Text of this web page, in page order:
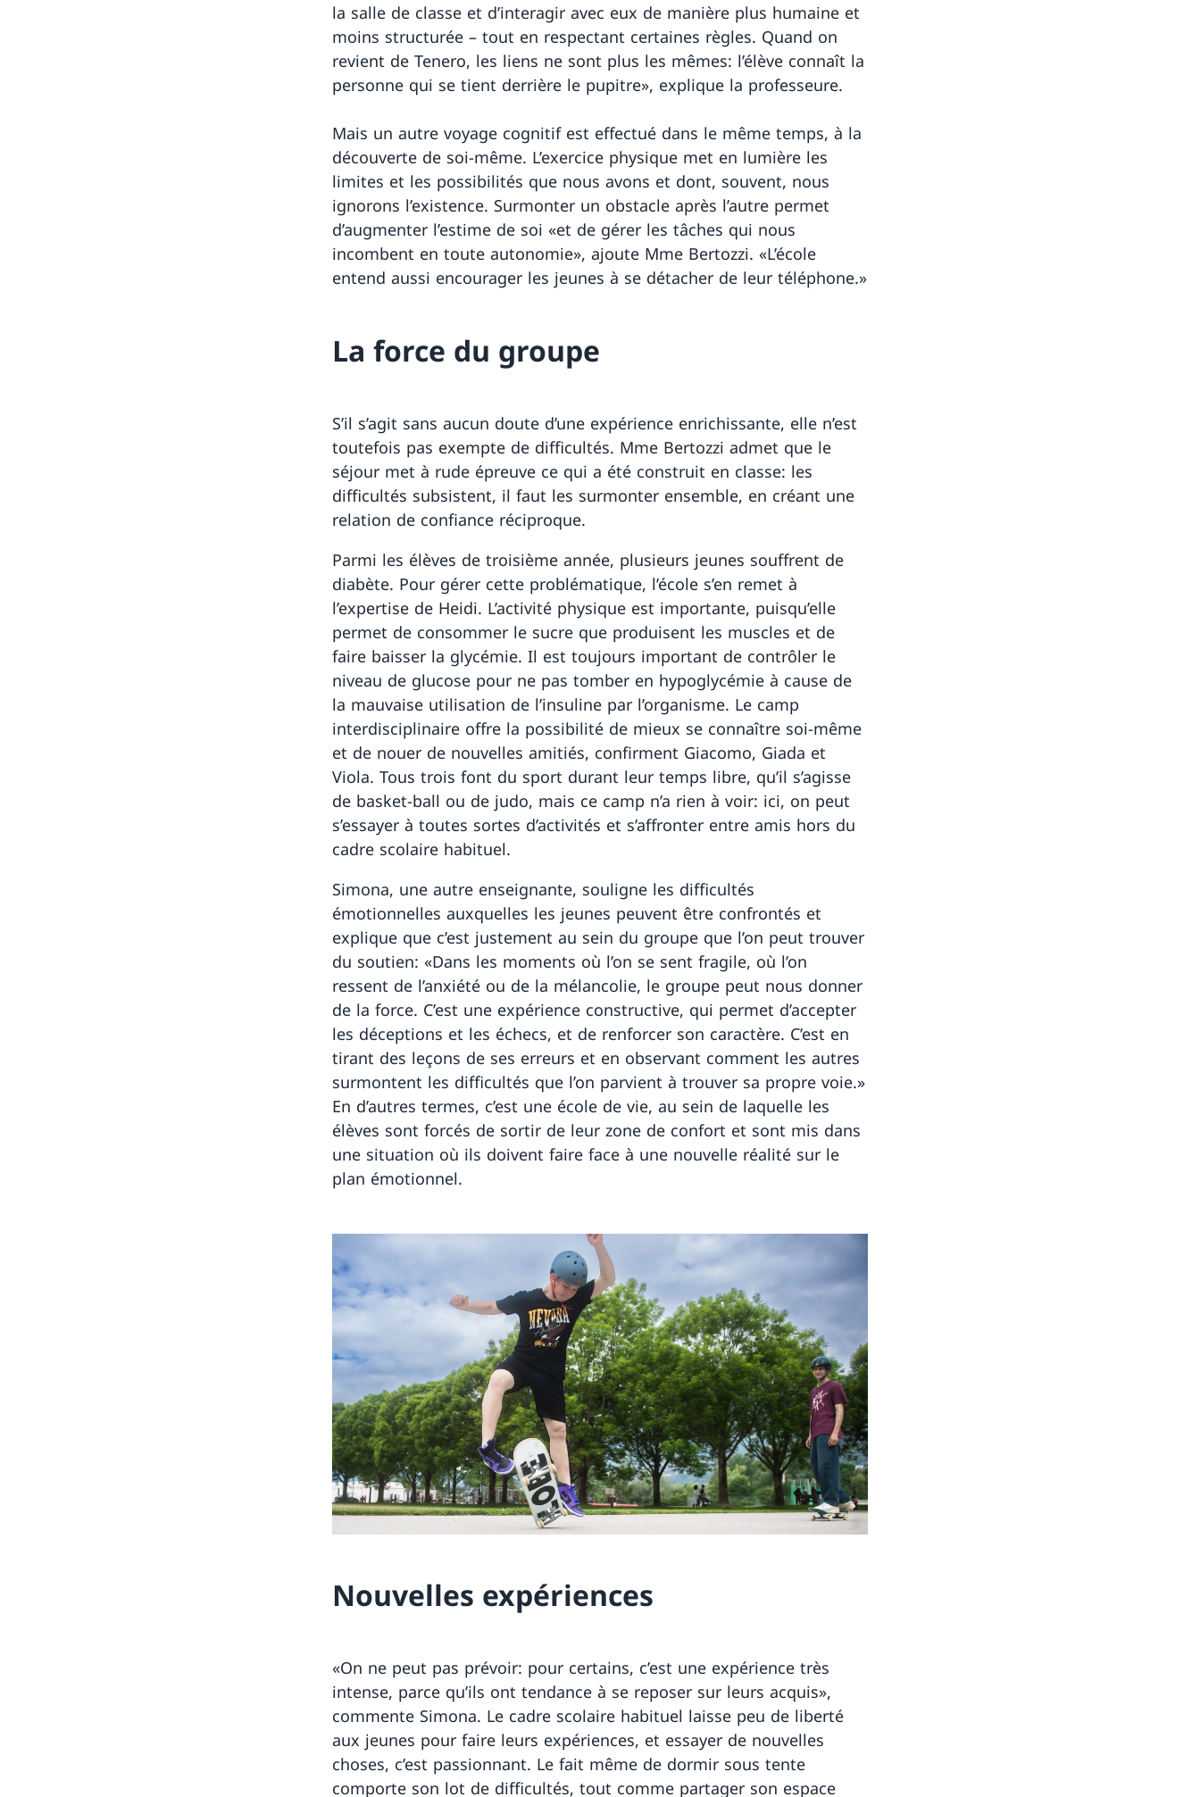
la salle de classe et d’interagir avec eux de manière plus humaine et
moins structurée – tout en respectant certaines règles. Quand on
revient de Tenero, les liens ne sont plus les mêmes: l’élève connaît la
personne qui se tient derrière le pupitre», explique la professeure.
Mais un autre voyage cognitif est effectué dans le même temps, à la
découverte de soi-même. L’exercice physique met en lumière les
limites et les possibilités que nous avons et dont, souvent, nous
ignorons l’existence. Surmonter un obstacle après l’autre permet
d’augmenter l’estime de soi «et de gérer les tâches qui nous
incombent en toute autonomie», ajoute Mme Bertozzi. «L’école
entend aussi encourager les jeunes à se détacher de leur téléphone.»
La force du groupe
S’il s’agit sans aucun doute d’une expérience enrichissante, elle n’est
toutefois pas exempte de difficultés. Mme Bertozzi admet que le
séjour met à rude épreuve ce qui a été construit en classe: les
difficultés subsistent, il faut les surmonter ensemble, en créant une
relation de confiance réciproque.
Parmi les élèves de troisième année, plusieurs jeunes souffrent de
diabète. Pour gérer cette problématique, l’école s’en remet à
l’expertise de Heidi. L’activité physique est importante, puisqu’elle
permet de consommer le sucre que produisent les muscles et de
faire baisser la glycémie. Il est toujours important de contrôler le
niveau de glucose pour ne pas tomber en hypoglycémie à cause de
la mauvaise utilisation de l’insuline par l’organisme. Le camp
interdisciplinaire offre la possibilité de mieux se connaître soi-même
et de nouer de nouvelles amitiés, confirment Giacomo, Giada et
Viola. Tous trois font du sport durant leur temps libre, qu’il s’agisse
de basket-ball ou de judo, mais ce camp n’a rien à voir: ici, on peut
s’essayer à toutes sortes d’activités et s’affronter entre amis hors du
cadre scolaire habituel.
Simona, une autre enseignante, souligne les difficultés
émotionnelles auxquelles les jeunes peuvent être confrontés et
explique que c’est justement au sein du groupe que l’on peut trouver
du soutien: «Dans les moments où l’on se sent fragile, où l’on
ressent de l’anxiété ou de la mélancolie, le groupe peut nous donner
de la force. C’est une expérience constructive, qui permet d’accepter
les déceptions et les échecs, et de renforcer son caractère. C’est en
tirant des leçons de ses erreurs et en observant comment les autres
surmontent les difficultés que l’on parvient à trouver sa propre voie.»
En d’autres termes, c’est une école de vie, au sein de laquelle les
élèves sont forcés de sortir de leur zone de confort et sont mis dans
une situation où ils doivent faire face à une nouvelle réalité sur le
plan émotionnel.
Nouvelles expériences
«On ne peut pas prévoir: pour certains, c’est une expérience très
intense, parce qu’ils ont tendance à se reposer sur leurs acquis»,
commente Simona. Le cadre scolaire habituel laisse peu de liberté
aux jeunes pour faire leurs expériences, et essayer de nouvelles
choses, c’est passionnant. Le fait même de dormir sous tente
comporte son lot de difficultés, tout comme partager son espace